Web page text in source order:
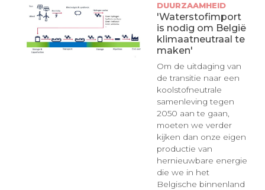
DUURZAAMHEID
'Waterstofimport
is nodig om België
klimaatneutraal te
maken'
Om de uitdaging van
de transitie naar een
koolstofneutrale
samenleving tegen
2050 aan te gaan,
moeten we verder
kijken dan onze eigen
productie van
hernieuwbare energie
die we in het
Belgische binnenland